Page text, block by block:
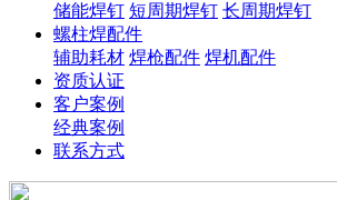
储能焊钉 短周期焊钉 长周期焊钉
螺柱焊配件
辅助耗材 焊枪配件 焊机配件
资质认证
客户案例
经典案例
联系方式